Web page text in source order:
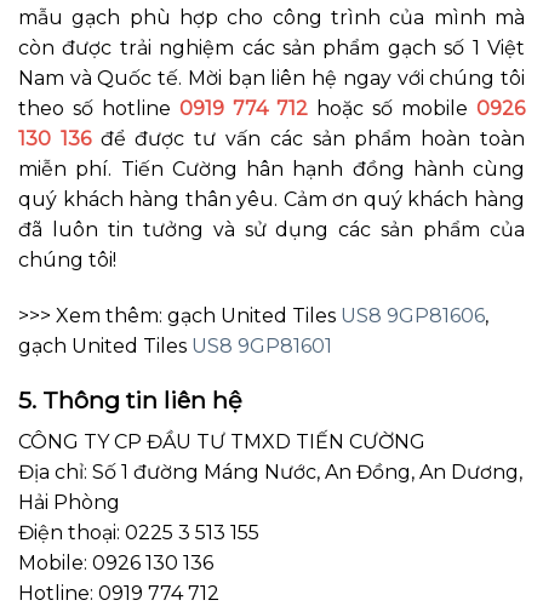
mẫu gạch phù hợp cho công trình của mình mà
còn được trải nghiệm các sản phẩm gạch số 1 Việt
Nam và Quốc tế. Mời bạn liên hệ ngay với chúng tôi
theo số hotline 0919 774 712 hoặc số mobile 0926
130 136để được tư vấn các sản phẩm hoàn toàn
miễn phí. Tiến Cường hân hạnh đồng hành cùng
quý khách hàng thân yêu. Cảm ơn quý khách hàng
đã luôn tin tưởng và sử dụng các sản phẩm của
chúng tôi!
>>> Xem thêm: gạch United Tiles US8 9GP81606,
gạch United Tiles US8 9GP81601
5. Thông tin liên hệ
CÔNG TY CP ĐẦU TƯ TMXD TIẾN CƯỜNG
Địa chỉ: Số 1 đường Máng Nước, An Đồng, An Dương,
Hải Phòng
Điện thoại: 0225 3 513 155
Mobile: 0926 130 136
Hotline: 0919 774 712